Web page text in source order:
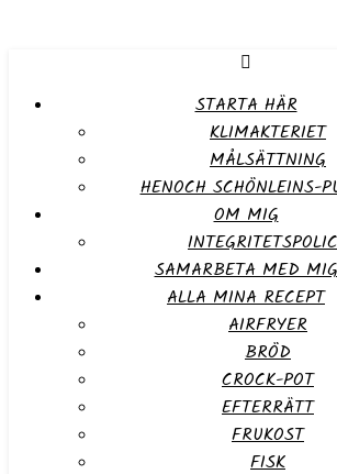
STARTA HÄR
KLIMAKTERIET
MÅLSÄTTNING
HENOCH SCHÖNLEINS-
OM MIG
SAMARBETA MED MIG
ALLA MINA RECEPT
AIRFRYER
BRÖD
CROCK-POT
EFTERRÄTT
FRUKOST
FISK